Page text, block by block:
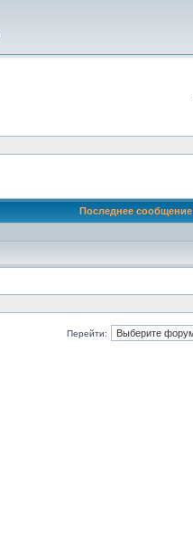
Последнее сообщение
Перейти: